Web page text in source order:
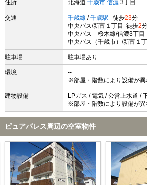
住所 北海道 千歳市 信濃 3丁目
交通 千歳線 / 千歳駅 徒歩23分
中央バス/新富１丁目 徒歩2分
中央バス 桜木線/信濃3丁目
中央バス（千歳市）/新富１
駐車場 駐車場あり
環境
--
※部屋・階数により設備が異
建物設備
LPガス / 電気 / 公営上水道 /
※部屋・階数により設備が異
ピュアパレス周辺の空室物件